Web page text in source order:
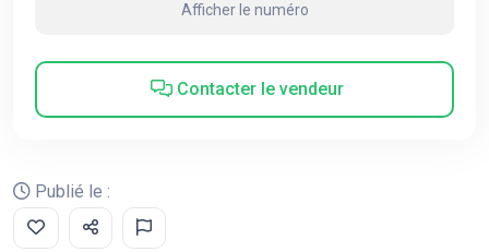
Afficher le numéro
Contacter le vendeur
Publié le :